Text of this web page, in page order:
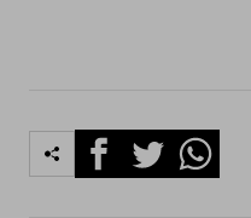
FacebookTwitterWhatsapp